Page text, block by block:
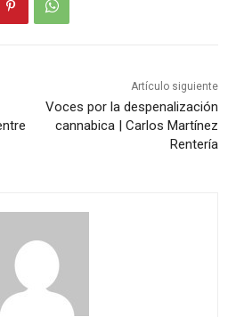
Artículo siguiente
Voces por la despenalización
cannabica | Carlos Martínez
Rentería